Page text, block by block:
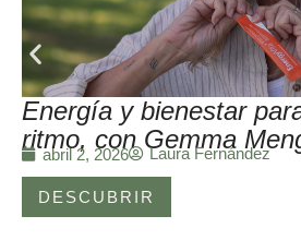
Energía y bienestar
ritmo, con Gemma
abril 2, 2026 Laura Fernández
DESCUBRIR